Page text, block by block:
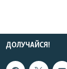
ДОЛУЧАЙСЯ!